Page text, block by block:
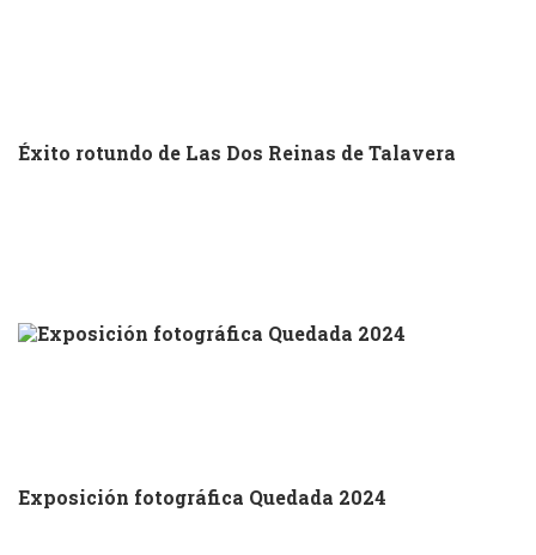
Éxito rotundo de Las Dos Reinas de Talavera
Exposición fotográfica Quedada 2024